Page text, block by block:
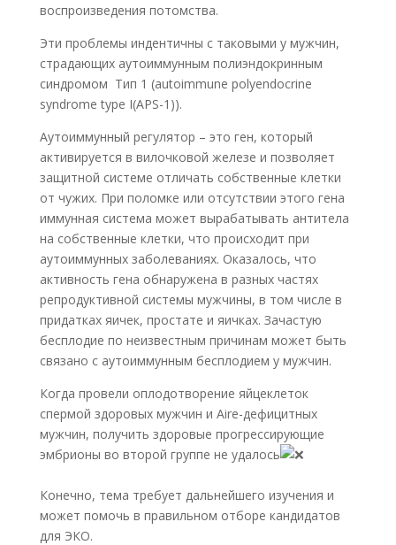
воспроизведения потомства.
Эти проблемы индентичны с таковыми у мужчин,
страдающих аутоиммунным полиэндокринным
синдромом Тип 1 (autoimmune polyendocrine
syndrome type I(APS-1)).
Аутоиммунный регулятор – это ген, который
активируется в вилочковой железе и позволяет
защитной системе отличать собственные клетки
от чужих. При поломке или отсутствии этого гена
иммунная система может вырабатывать антитела
на собственные клетки, что происходит при
аутоиммунных заболеваниях. Оказалось, что
активность гена обнаружена в разных частях
репродуктивной системы мужчины, в том числе в
придатках яичек, простате и яичках. Зачастую
бесплодие по неизвестным причинам может быть
связано с аутоиммунным бесплодием у мужчин.
Когда провели оплодотворение яйцеклеток
спермой здоровых мужчин и Aire-дефицитных
мужчин, получить здоровые прогрессирующие
эмбрионы во второй группе не удалось
Конечно, тема требует дальнейшего изучения и
может помочь в правильном отборе кандидатов
для ЭКО.